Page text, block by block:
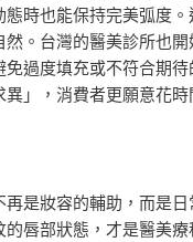
時也能保持完美弧度
。台灣的醫美診所也
過度填充或不符合期
」，消費者更願意花
是妝容的輔助，而是
唇部狀態，才是醫美